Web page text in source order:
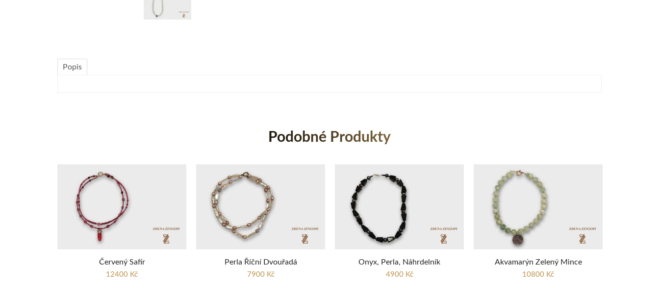
Popis
Podobné Produkty
Červený Safír
12400 Kč
Perla Říční Dvouřadá
7900 Kč
Onyx, Perla, Náhrdelník
4900 Kč
Akvamarýn Zelený Mince
10800 Kč